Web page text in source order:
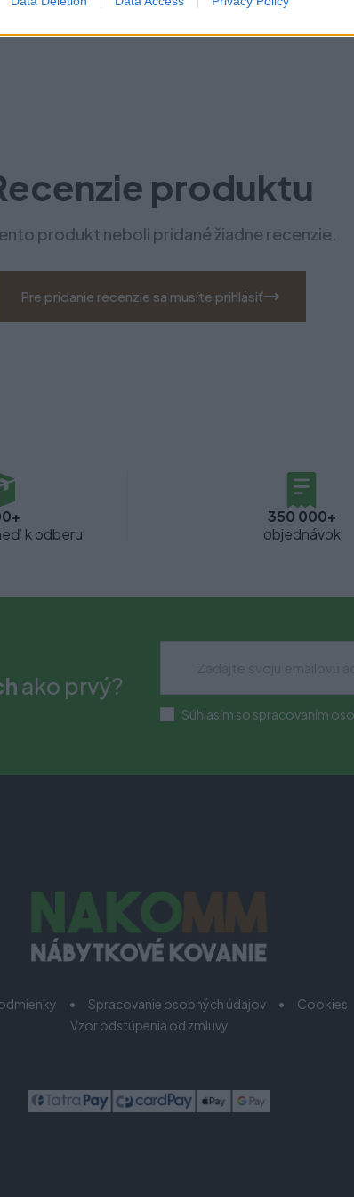
produktu
produkt neboli pridané žiadne recenzie.
Pre pridanie recenzie sa musíte prihlásiť
k odberu
350 000+
objednávok
ako prvý?
Súhlasím so spracovaním
Spracovanie osobných údajov
Cookies
Vzor odstúpenia od zmluvy